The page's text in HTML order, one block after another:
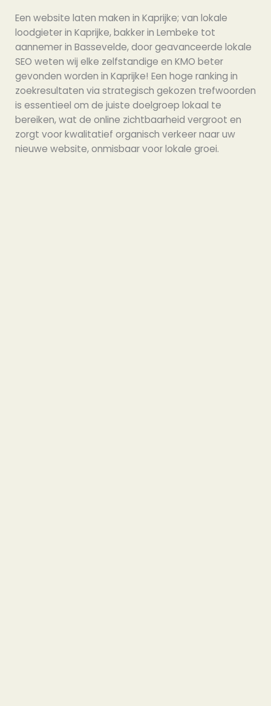
Een website laten maken in Kaprijke; van lokale
loodgieter in Kaprijke, bakker in Lembeke tot
aannemer in Bassevelde, door geavanceerde lokale
SEO weten wij elke zelfstandige en KMO beter
gevonden worden in Kaprijke! Een hoge ranking in
zoekresultaten via strategisch gekozen trefwoorden
is essentieel om de juiste doelgroep lokaal te
bereiken, wat de online zichtbaarheid vergroot en
zorgt voor kwalitatief organisch verkeer naar uw
nieuwe website, onmisbaar voor lokale groei.